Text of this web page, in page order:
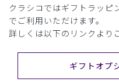
クラシコではギフトラッピ
でご利用いただけます。
詳しくは以下のリンクより
ギフトオプ